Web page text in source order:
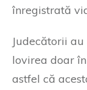
înregistrată
Judecătorii
lovirea doar
astfel că